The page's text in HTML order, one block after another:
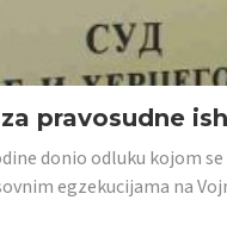
pravosudne
donio odluku kojom
egzekucijama na